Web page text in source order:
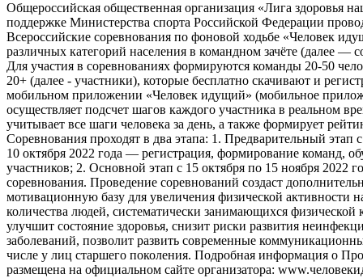
Общероссийская общественная организация «Лига здоровья
поддержке Министерства спорта Российской Федерации
Всероссийские соревнования по фоновой ходьбе «Человек
различных категорий населения в командном зачёте (далее —
Для участия в соревнованиях формируются команды 20-50
20+ (далее - участники), которые бесплатно скачивают и
мобильном приложении «Человек идущий» (мобильное
осуществляет подсчет шагов каждого участника в реальном
учитывает все шаги человека за день, а также формирует
Соревнования проходят в два этапа: 1. Предварительный этап
10 октября 2022 года — регистрация, формирование команд,
участников; 2. Основной этап с 15 октября по 15 ноября 2022
соревнования. Проведение соревнований создаст
мотивационную базу для увеличения физической активности
количества людей, систематически занимающихся физической
улучшит состояние здоровья, снизит риски развития
заболеваний, позволит развить современные
числе у лиц старшего поколения. Подробная информация о
размещена на официальном сайте организатора: